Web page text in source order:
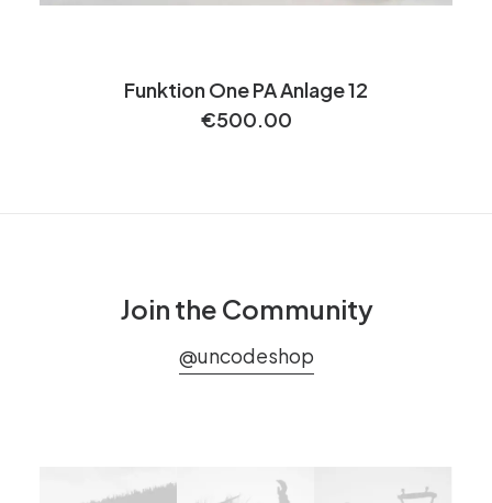
Funktion One PA Anlage 12
€500.00
Join the Community
@uncodeshop